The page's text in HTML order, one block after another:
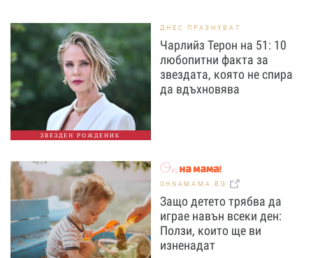
ЗВЕЗДЕН РОЖДЕНИК
ДНЕС ПРАЗНУВАТ
Чарлийз Терон на 51: 10
любопитни факта за
звездата, която не спира
да вдъхновява
OHNAMAMA.BG
Защо детето трябва да
играе навън всеки ден:
Ползи, които ще ви
изненадат